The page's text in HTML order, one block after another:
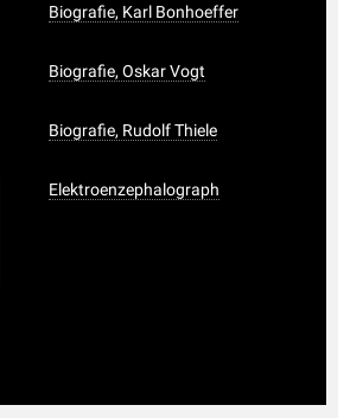
Biografie, Karl Bonhoeffer
Biografie, Oskar Vogt
Biografie, Rudolf Thiele
Elektroenzephalograph